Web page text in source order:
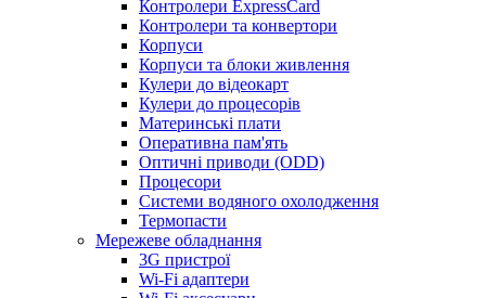
Контролери ExpressCard
Контролери та конвертори
Корпуси
Корпуси та блоки живлення
Кулери до відеокарт
Кулери до процесорів
Материнські плати
Оперативна пам'ять
Оптичні приводи (ODD)
Процесори
Системи водяного охолодження
Термопасти
Мережеве обладнання
3G пристрої
Wi-Fi адаптери